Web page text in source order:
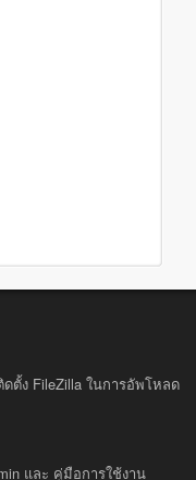
ตั้ง FileZilla ในการอัพโหลด
และ คู่มือการใช้งาน